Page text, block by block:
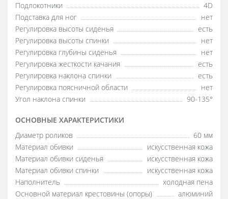
Подлокотники
4D
Подставка для ног
нет
Регулировка высоты сиденья
есть
Регулировка высоты спинки
нет
Регулировка глубины сиденья
нет
Регулировка жесткости качания
есть
Регулировка наклона спинки
есть
Регулировка поясничной области
нет
Угол наклона спинки
90-135°
ОСНОВНЫЕ ХАРАКТЕРИСТИКИ
Диаметр роликов
60 мм
Материал обивки
искусственная кожа
Материал обивки сиденья
искусственная кожа
Материал обивки спинки
искусственная кожа
Наполнитель
холодная пена
Основной материал крестовины (опоры)
алюминий